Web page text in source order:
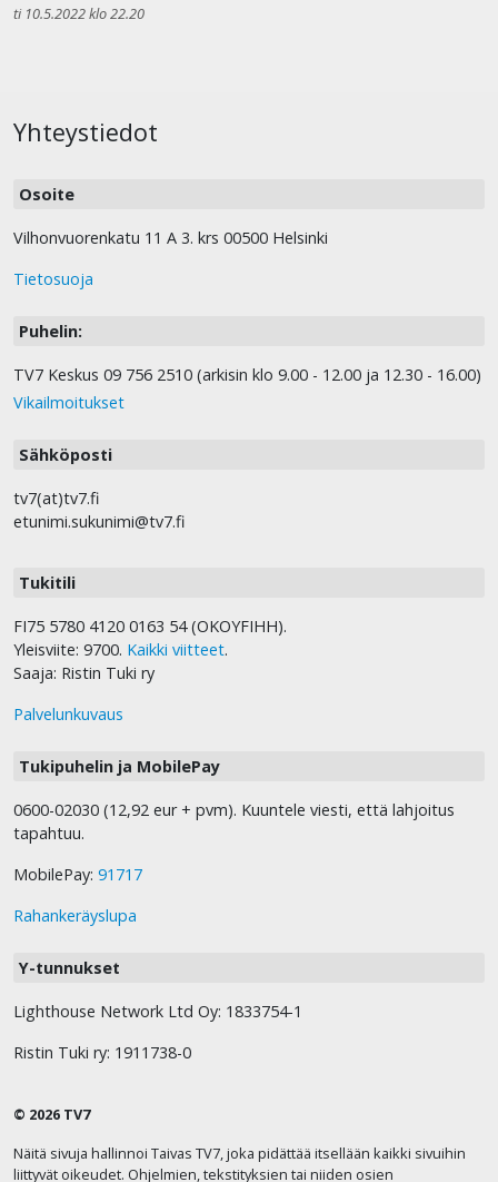
ti 10.5.2022 klo 22.20
Yhteystiedot
Osoite
Vilhonvuorenkatu 11 A 3. krs 00500 Helsinki
Tietosuoja
Puhelin:
TV7 Keskus 09 756 2510 (arkisin klo 9.00 - 12.00 ja 12.30 - 16.00)
Vikailmoitukset
Sähköposti
tv7(at)tv7.fi
etunimi.sukunimi@tv7.fi
Tukitili
FI75 5780 4120 0163 54 (OKOYFIHH).
Yleisviite: 9700. Kaikki viitteet.
Saaja: Ristin Tuki ry
Palvelunkuvaus
Tukipuhelin ja MobilePay
0600-02030 (12,92 eur + pvm). Kuuntele viesti, että lahjoitus
tapahtuu.
MobilePay: 91717
Rahankeräyslupa
Y-tunnukset
Lighthouse Network Ltd Oy: 1833754-1
Ristin Tuki ry: 1911738-0
© 2026 TV7
Näitä sivuja hallinnoi Taivas TV7, joka pidättää itsellään kaikki sivuihin
liittyvät oikeudet. Ohjelmien, tekstityksien tai niiden osien